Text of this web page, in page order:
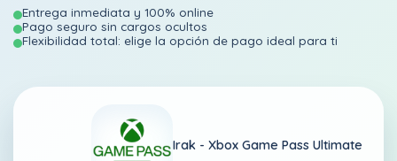
Entrega inmediata y 100% online
Pago seguro sin cargos ocultos
Flexibilidad total: elige la opción de pago ideal para ti
Irak - Xbox Game Pass Ultimate